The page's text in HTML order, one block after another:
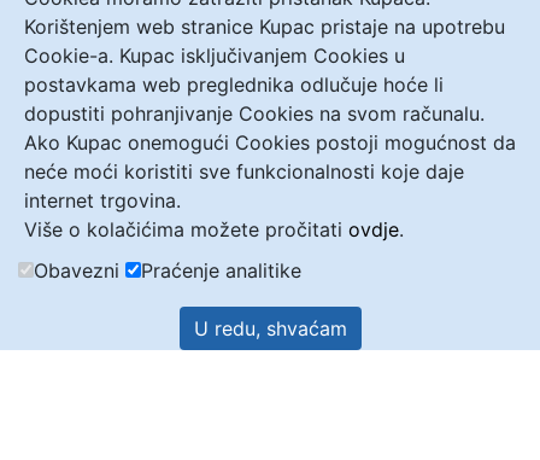
Korištenjem web stranice Kupac pristaje na upotrebu
Cookie-a. Kupac isključivanjem Cookies u
postavkama web preglednika odlučuje hoće li
dopustiti pohranjivanje Cookies na svom računalu.
Ako Kupac onemogući Cookies postoji mogućnost da
neće moći koristiti sve funkcionalnosti koje daje
internet trgovina.
Više o kolačićima možete pročitati ovdje.
Obavezni
Praćenje analitike
U redu, shvaćam